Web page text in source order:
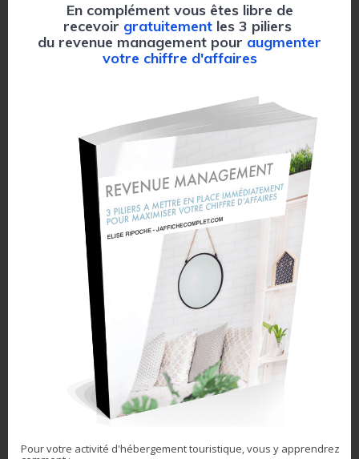
Revue de presse :
Dans "Non classé"
Stratégies gagnantes :
en location
saisonnière
17 décembre 2024
management"
Fausse promotion:
Bonne ou mauvaise
21 décembre 2023
Dans "Maximiser sa
performance"
Partagez l'article
En complément vous êtes libre de
recevoir gratuitement les 3 piliers
du revenue management pour augmenter
votre chiffre d'affaires
Pour votre activité d'hébergement touristique, vous y apprendrez